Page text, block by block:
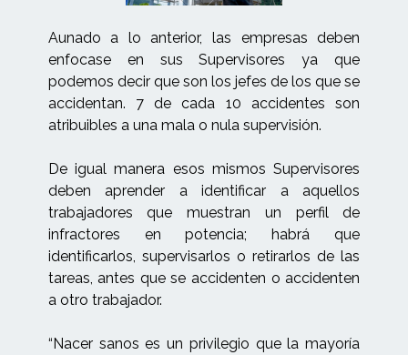
Aunado a lo anterior, las empresas deben
enfocase en sus Supervisores ya que
podemos decir que son los jefes de los que se
accidentan. 7 de cada 10 accidentes son
atribuibles a una mala o nula supervisión.
De igual manera esos mismos Supervisores
deben aprender a identificar a aquellos
trabajadores que muestran un perfil de
infractores en potencia; habrá que
identificarlos, supervisarlos o retirarlos de las
tareas, antes que se accidenten o accidenten
a otro trabajador.
“Nacer sanos es un privilegio que la mayoría